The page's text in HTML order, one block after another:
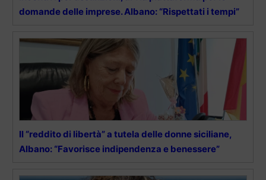
domande delle imprese. Albano: “Rispettati i tempi”
Il “reddito di libertà” a tutela delle donne siciliane,
Albano: “Favorisce indipendenza e benessere”